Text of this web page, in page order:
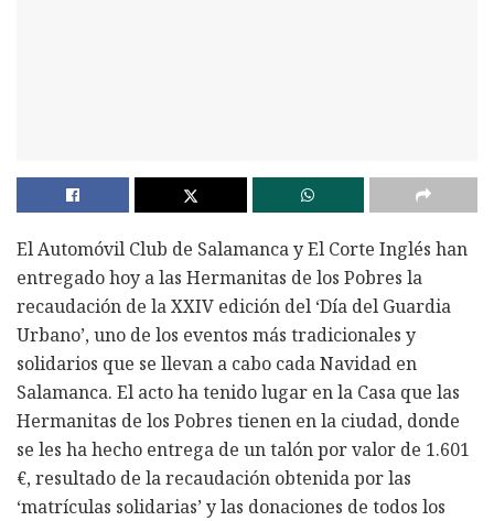
El Automóvil Club de Salamanca y El Corte Inglés han
entregado hoy a las Hermanitas de los Pobres la
recaudación de la XXIV edición del ‘Día del Guardia
Urbano’, uno de los eventos más tradicionales y
solidarios que se llevan a cabo cada Navidad en
Salamanca. El acto ha tenido lugar en la Casa que las
Hermanitas de los Pobres tienen en la ciudad, donde
se les ha hecho entrega de un talón por valor de 1.601
€, resultado de la recaudación obtenida por las
‘matrículas solidarias’ y las donaciones de todos los